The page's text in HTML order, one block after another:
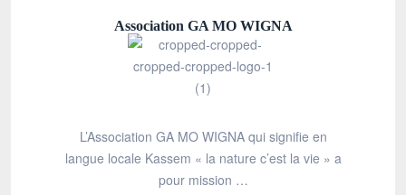
Association GA MO WIGNA
L’Association GA MO WIGNA qui signifie en
langue locale Kassem « la nature c’est la vie » a
pour mission …